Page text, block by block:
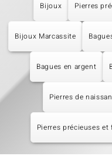
Bijoux Pierres
Bijoux Marcassite
Bagues en argent
Pierres de
Pierres précieuses